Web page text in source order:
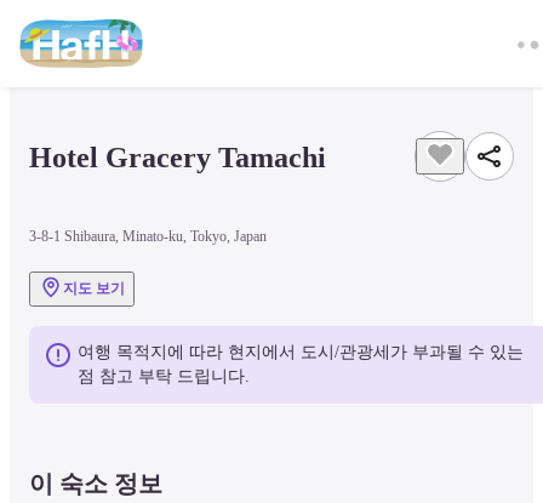
Hotel Gracery Tamachi
3-8-1 Shibaura, Minato-ku, Tokyo, Japan
지도 보기
여행 목적지에 따라 현지에서 도시/관광세가 부과될 수 있는
점 참고 부탁 드립니다.
이 숙소 정보